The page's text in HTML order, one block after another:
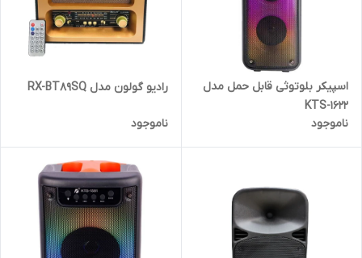
اسپیکر بلوتوثی قابل حمل مدل
KTS-1622
ناموجود
رادیو گولون مدل RX-BT89SQ
ناموجود